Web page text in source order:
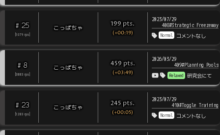
# 25
1079 rps
こっぱちゃ 199 pts.
(+00:19)
2023/07/29
408#Strategic Freezeway
Normal コメントなし
# 8
3883 rps
こっぱちゃ 459 pts.
(+03:49)
2026/03/29
409#Planning Pools
Relaxed 研究会にて
# 23
1283 rps
こっぱちゃ 245 pts.
(+00:05)
2023/07/29
410#Toggle Training
Normal コメントなし